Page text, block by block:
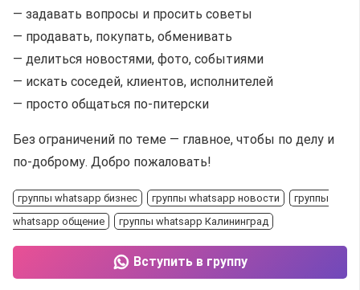
— задавать вопросы и просить советы
— продавать, покупать, обменивать
— делиться новостями, фото, событиями
— искать соседей, клиентов, исполнителей
— просто общаться по-питерски
Без ограничений по теме — главное, чтобы по делу и
по-доброму. Добро пожаловать!
группы whatsapp бизнес группы whatsapp новости
группы
whatsapp общение
группы whatsapp Калининград
Вступить в группу